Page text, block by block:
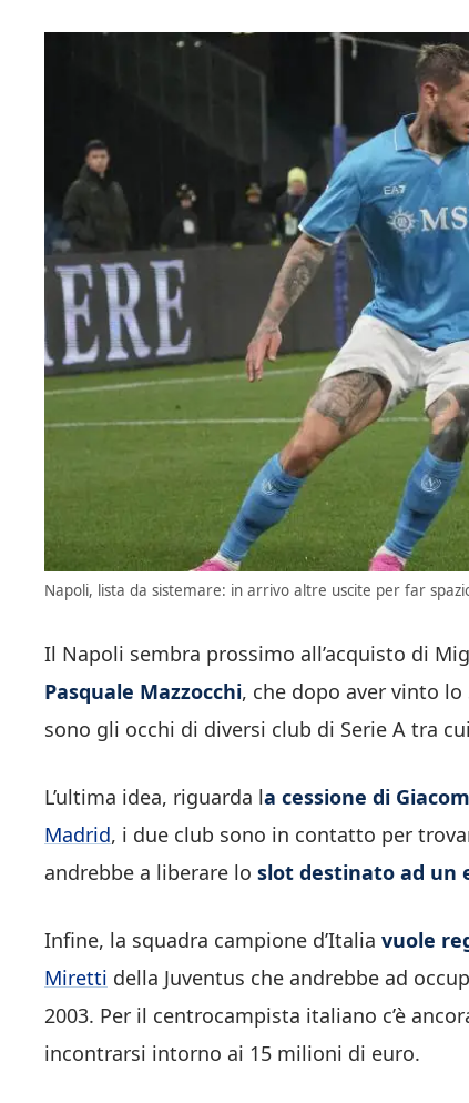
Napoli, lista da sistemare: in arrivo altre uscite per far
Il Napoli sembra prossimo all’acquisto di
Pasquale Mazzocchi, che dopo aver vinto
sono gli occhi di diversi club di Serie A tra
L’ultima idea, riguarda la cessione di
Madrid, i due club sono in contatto per
andrebbe a liberare lo slot destinato ad un
Infine, la squadra campione d’Italia vuole
Miretti della Juventus che andrebbe ad
2003. Per il centrocampista italiano c’è
incontrarsi intorno ai 15 milioni di euro.